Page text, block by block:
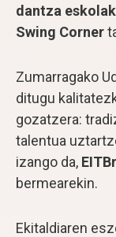
dantza
Swing Corner
Zumarragako
ditugu
gozatzera:
talentua
izango da,
bermearekin.
Ekitaldiaren